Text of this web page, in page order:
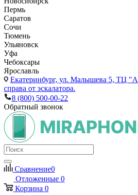
Пермь
Саратов
Сочи
Тюмень
Ульяновск
Уфа
Чебоксары
Ярославль
Екатеринбург, ул. Малышева 5, ТЦ
справа от эскалатора.
8 (800) 500-00-22
Обратный звонок
Сравнение0
Отложенные 0
Корзина 0